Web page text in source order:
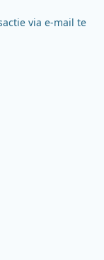
via e-mail te